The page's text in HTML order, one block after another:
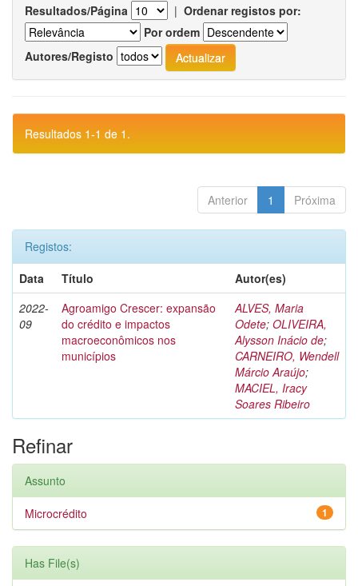
Resultados/Página | Ordenar registos por:
Por ordem
Autores/Registo
Resultados 1-1 de 1.
Anterior 1 Próxima
Registos:
Data
Título
Autor(es)
2022-
09
Agroamigo Crescer: expansão
do crédito e impactos
macroeconômicos nos
municípios
ALVES, Maria
Odete; OLIVEIRA,
Alysson Inácio de;
CARNEIRO, Wendell
Márcio Araújo;
MACIEL, Iracy
Soares Ribeiro
Refinar
Assunto
1
Microcrédito
Has File(s)